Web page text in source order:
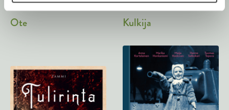
Anna Kortelainen
Ote
Anna Kortelainen
Kulkija